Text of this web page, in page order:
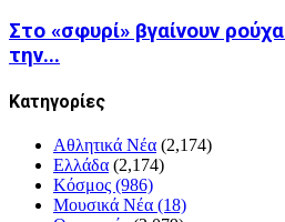
Στο «σφυρί» βγαίνουν
την...
Kατηγορίες
Αθλητικά Νέα (2,174)
Ελλάδα (2,174)
Κόσμος (986)
Μουσικά Νέα (18)